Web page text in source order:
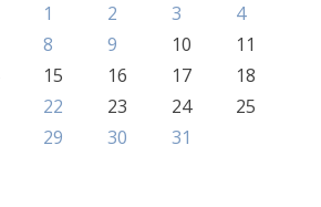
1
2 3
4
8 9 10
11
15 16 17
18
22 23 24
25
29 30 31